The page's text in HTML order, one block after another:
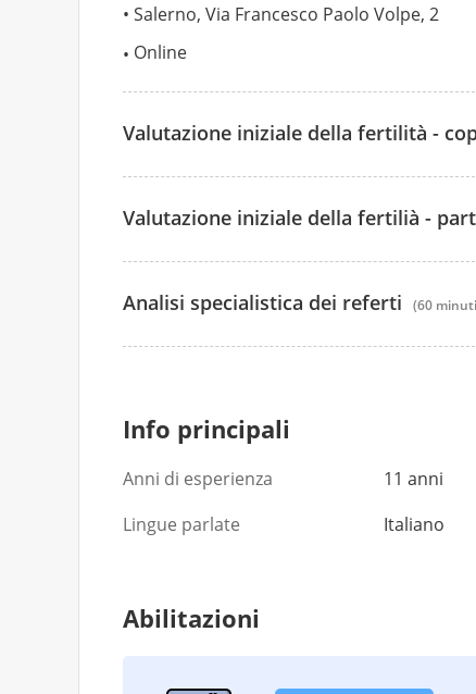
Salerno, Via Francesco Paolo Volpe, 2
Online
Valutazione iniziale della fertilità -
150 €
Valutazione iniziale della fertilià -
100 €
Analisi specialistica dei referti (60
Info principali
Anni di esperienza
11 anni
Lingue parlate
Italiano
Abilitazioni